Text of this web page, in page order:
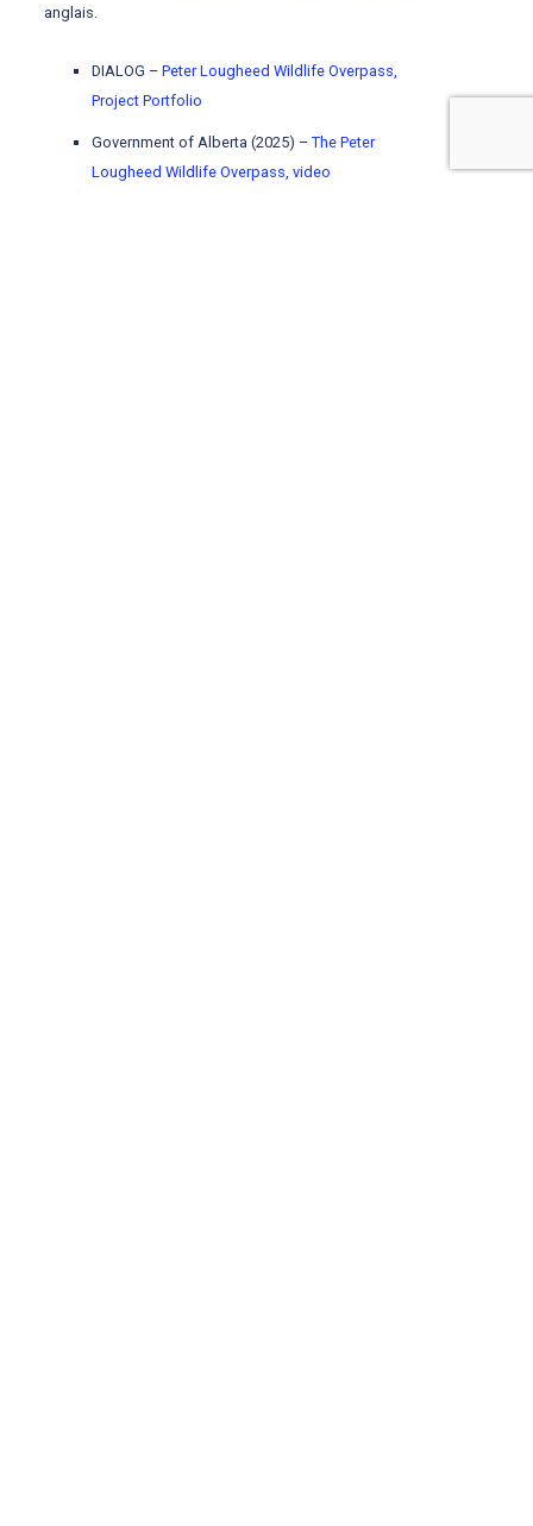
anglais.
DIALOG –Peter Lougheed Wildlife Overpass,
Project Portfolio
Government of Alberta (2025) – The Peter
Lougheed Wildlife Overpass, video